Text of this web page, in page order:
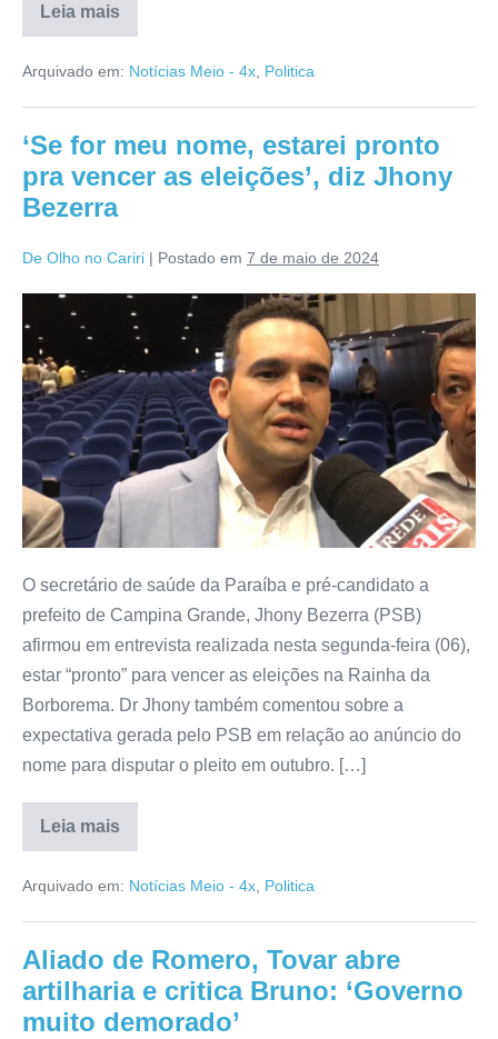
Leia mais
Arquivado em: Notícias Meio - 4x Politica
‘Se for meu nome, estarei pronto
pra vencer as eleições’, diz Jhony
Bezerra
De Olho no Cariri | Postado em 7 de maio de 2024
O secretário de saúde da Paraíba e pré-candidato a
prefeito de Campina Grande, Jhony Bezerra (PSB)
afirmou em entrevista realizada nesta segunda-feira (06),
estar “pronto” para vencer as eleições na Rainha da
Borborema. Dr Jhony também comentou sobre a
expectativa gerada pelo PSB em relação ao anúncio do
nome para disputar o pleito em outubro. […]
Leia mais
Arquivado em: Notícias Meio - 4x, Politica
Aliado de Romero, Tovar abre
artilharia e critica Bruno: ‘Governo
muito demorado’